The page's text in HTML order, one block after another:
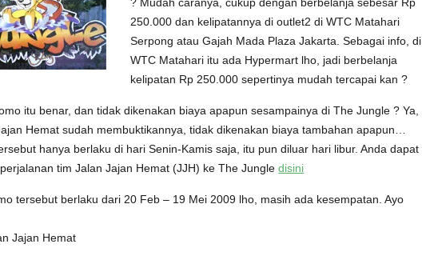
250.000 dan kelipatannya di outlet2 di WTC Matahari
Serpong atau Gajah Mada Plaza Jakarta. Sebagai info, di
WTC Matahari itu ada Hypermart lho, jadi berbelanja
kelipatan Rp 250.000 sepertinya mudah tercapai kan ?
itu benar, dan tidak dikenakan biaya apapun sesampainya di The Jungle ? Ya,
Hemat sudah membuktikannya, tidak dikenakan biaya tambahan apapun…
hanya berlaku di hari Senin-Kamis saja, itu pun diluar hari libur. Anda dapat
tim Jalan Jajan Hemat (JJH) ke The Jungledisini
tersebut berlaku dari 20 Feb – 19 Mei 2009 lho, masih ada kesempatan. Ayo
Jajan Hemat